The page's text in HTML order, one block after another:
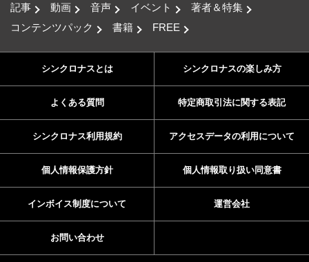
記事 動画 音声 イベント
著者＆特集
コンテンツパック
書籍 FREE
シンクロナスとは シンクロナスの楽しみ方
よくある質問 特定商取引法に関する表記
シンクロナス利用規約 アクセスデータの利用について
個人情報保護方針 個人情報取り扱い同意書
インボイス制度について 運営会社
お問い合わせ